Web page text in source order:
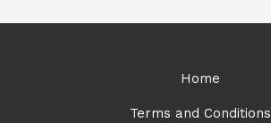
Home
Terms and Conditions